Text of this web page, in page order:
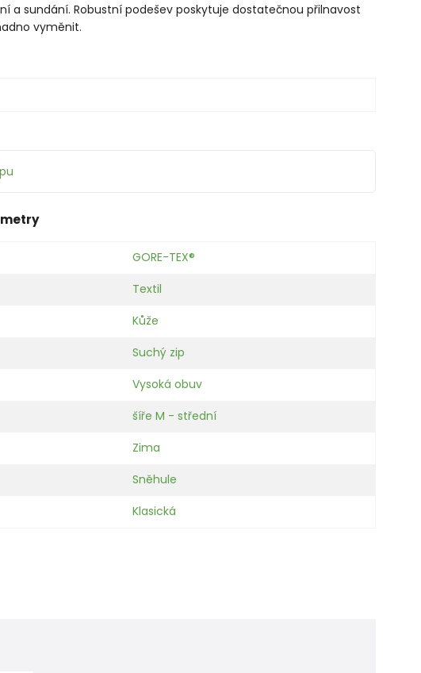
a sundání. Robustní podešev poskytuje dostatečnou přilnavost
vyměnit.
GORE-TEX®
Textil
Kůže
Suchý zip
Vysoká obuv
šíře M - střední
Zima
Sněhule
Klasická